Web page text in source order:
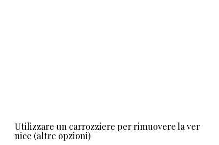
Utilizzare un carrozziere per rimuovere la ver
nice (altre opzioni)